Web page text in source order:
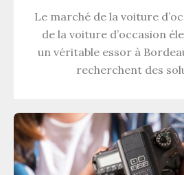
Le marché de la voiture
de la voiture d’occasion
un véritable essor à
recherchent des